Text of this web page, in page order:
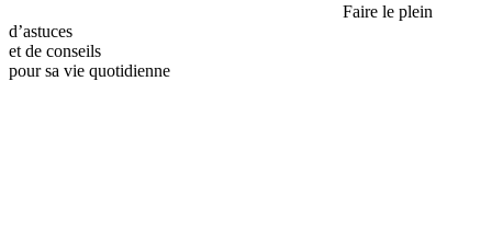
Faire le plein
d’astuces
et de conseils
pour sa vie quotidienne